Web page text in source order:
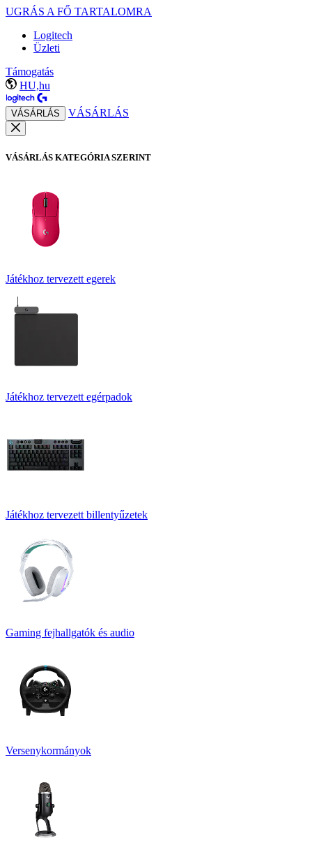
UGRÁS A FŐ TARTALOMRA
Logitech
Üzleti
Támogatás
HU,hu
VÁSÁRLÁS VÁSÁRLÁS
VÁSÁRLÁS KATEGÓRIA SZERINT
Játékhoz tervezett egerek
Játékhoz tervezett egérpadok
Játékhoz tervezett billentyűzetek
Gaming fejhallgatók és audio
Versenykormányok